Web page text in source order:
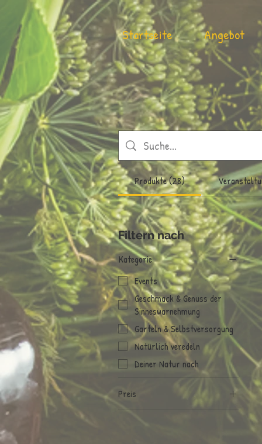
Startseite Angebot
Produkte (28)
Filtern nach
Kategorie
Events
Geschmack & Genuss der
Sinneswarnehmung
Garteln & Selbstversorgung
Natürlich veredeln
Deiner Natur nach
Preis